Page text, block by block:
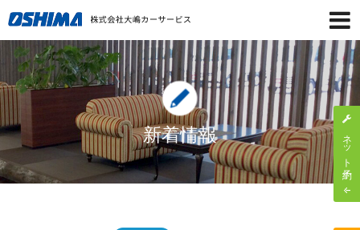
新着情報 ネット予約